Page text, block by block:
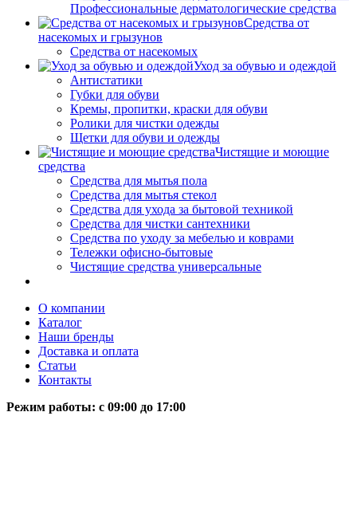
Профессиональные дерматологические средства
Средства от
насекомых и грызунов
Средства от насекомых
Уход за обувью и одеждой
Антистатики
Губки для обуви
Кремы, пропитки, краски для обуви
Ролики для чистки одежды
Щетки для обуви и одежды
Чистящие и моющие
средства
Средства для мытья пола
Средства для мытья стекол
Средства для ухода за бытовой техникой
Средства для чистки сантехники
Средства по уходу за мебелью и коврами
Тележки офисно-бытовые
Чистящие средства универсальные
О компании
Каталог
Наши бренды
Доставка и оплата
Статьи
Контакты
Режим работы: c 09:00 до 17:00